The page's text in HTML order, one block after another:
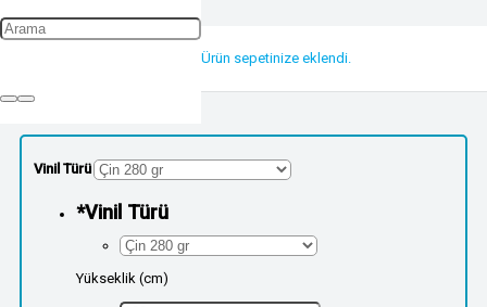
Ürün sepetinize eklendi.
Vinil Türü
*Vinil Türü
Yükseklik (cm)